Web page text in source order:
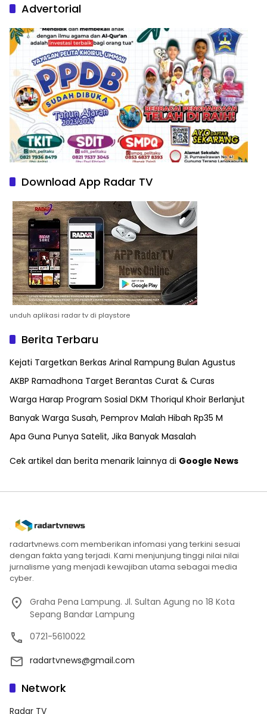
Advertorial
Download App Radar TV
unduh aplikasi radar tv di playstore
Berita Terbaru
Kejati Targetkan Berkas Arinal Rampung Bulan Agustus
AKBP Ramadhona Target Berantas Curat & Curas
Warga Harap Program Sosial DKM Thoriqul Khoir Berlanjut
Banyak Warga Susah, Pemprov Malah Hibah Rp35 M
Apa Guna Punya Satelit, Jika Banyak Masalah
Cek artikel dan berita menarik lainnya di Google News
radartvnews.com memberikan infomasi yang terkini sesuai
dengan fakta yang terjadi. Kami menjunjung tinggi nilai nilai
jurnalisme yang menjadi kewajiban utama sebagai media
cyber.
Graha Pena Lampung. Jl. Sultan Agung no 18 Kota
Sepang Bandar Lampung
0721-5610022
radartvnews@gmail.com
Network
Radar TV